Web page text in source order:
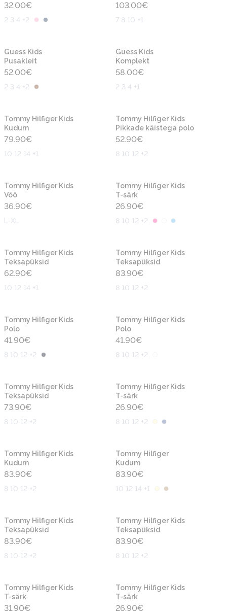
32.00€
2 3 4 +2
103.00€
7 8 10 +1
Guess Kids
Pusakleit
52.00€
2 3 4 +2
Guess Kids
Komplekt
58.00€
2 3 4 +1
Tommy Hilfiger Kids
Kudum
79.90€
10 12 14 +1
Tommy Hilfiger Kids
Pikkade käistega polo
52.90€
8 10 12 +2
Tommy Hilfiger Kids
Vöö
36.90€
L-XL
Tommy Hilfiger Kids
T-särk
26.90€
8 10 12 +2
Tommy Hilfiger Kids
Teksapüksid
62.90€
10 12 14 +1
Tommy Hilfiger Kids
Teksapüksid
83.90€
8 10 12 +2
Tommy Hilfiger Kids
Polo
41.90€
8 10 12 +2
Tommy Hilfiger Kids
Polo
41.90€
8 10 12 +2
Tommy Hilfiger Kids
Teksapüksid
73.90€
8 10 12 +2
Tommy Hilfiger Kids
T-särk
26.90€
8 10 12 +2
Tommy Hilfiger Kids
Kudum
83.90€
8 10 12 +2
Tommy Hilfiger
Kudum
83.90€
10 12 14 +1
Tommy Hilfiger Kids
Teksapüksid
83.90€
8 10 12 +2
Tommy Hilfiger Kids
Teksapüksid
83.90€
8 10 12 +2
Tommy Hilfiger Kids
T-särk
31.90€
Tommy Hilfiger Kids
T-särk
26.90€